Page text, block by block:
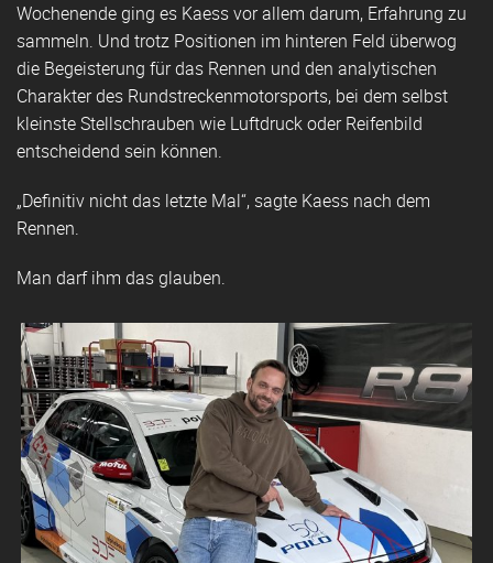
Wochenende ging es Kaess vor allem darum, Erfahrung zu
sammeln. Und trotz Positionen im hinteren Feld überwog
die Begeisterung für das Rennen und den analytischen
Charakter des Rundstreckenmotorsports, bei dem selbst
kleinste Stellschrauben wie Luftdruck oder Reifenbild
entscheidend sein können.
„Definitiv nicht das letzte Mal“, sagte Kaess nach dem
Rennen.
Man darf ihm das glauben.